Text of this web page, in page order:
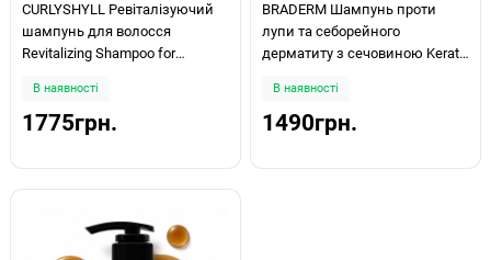
CURLYSHYLL Ревіталізуючий
шампунь для волосся
Revitalizing Shampoo for
В наявності
1775грн.
BRADERM Шампунь проти
лупи та себорейного
дерматиту з сечовиною Kerato
В наявності
1490грн.